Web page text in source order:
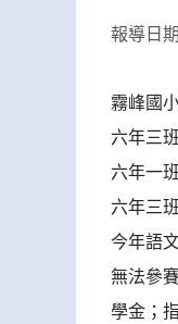
報導日
霧峰國
六年三
六年一
六年三
今年語
無法參
學金；